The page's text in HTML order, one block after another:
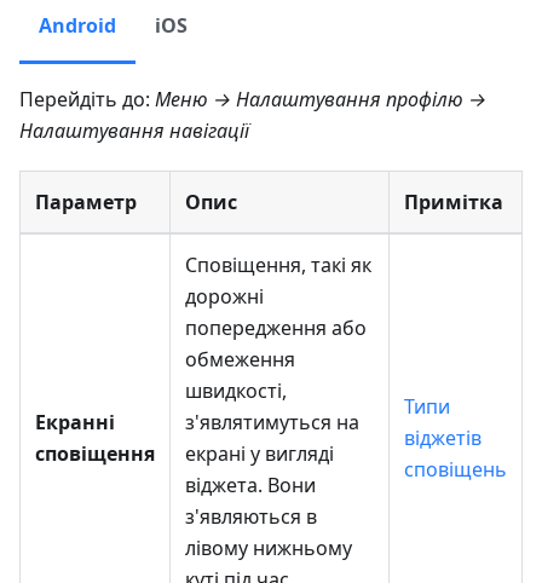
Android iOS
Перейдіть до: Меню → Налаштування профілю →
Налаштування навігації
Параметр Опис Примітка
Екранні
сповіщення
Сповіщення, такі як
дорожні
попередження або
обмеження
швидкості,
з'являтимуться на
екрані у вигляді
віджета. Вони
з'являються в
лівому нижньому
Типи
віджетів
сповіщень